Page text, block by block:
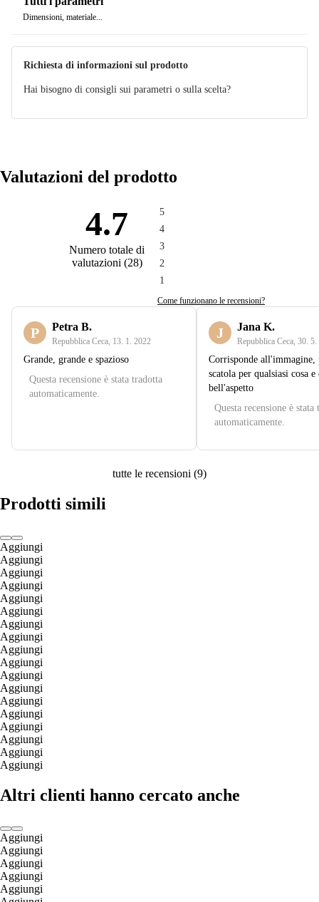
Dimensioni, materiale...
Richiesta di informazioni sul prodotto
Hai bisogno di consigli sui parametri o sulla scelta?
Valutazioni del prodotto
4.7
Numero totale di
valutazioni (28)
5
4
3
2
1
Come funzionano le recensioni?
P Petra B.
Repubblica Ceca 13. 1. 2022
Grande, grande e spazioso
Questa recensione è stata tradotta
automaticamente.
J Jana K.
Repubblica Ceca 30. 5.
Corrisponde all'immagine,
scatola per qualsiasi cosa e
bell'aspetto
Questa recensione è stata
automaticamente.
tutte le recensioni (9)
Prodotti simili
Aggiungi
Aggiungi
Aggiungi
Aggiungi
Aggiungi
Aggiungi
Aggiungi
Aggiungi
Aggiungi
Aggiungi
Aggiungi
Aggiungi
Aggiungi
Aggiungi
Aggiungi
Aggiungi
Aggiungi
Aggiungi
Altri clienti hanno cercato anche
Aggiungi
Aggiungi
Aggiungi
Aggiungi
Aggiungi